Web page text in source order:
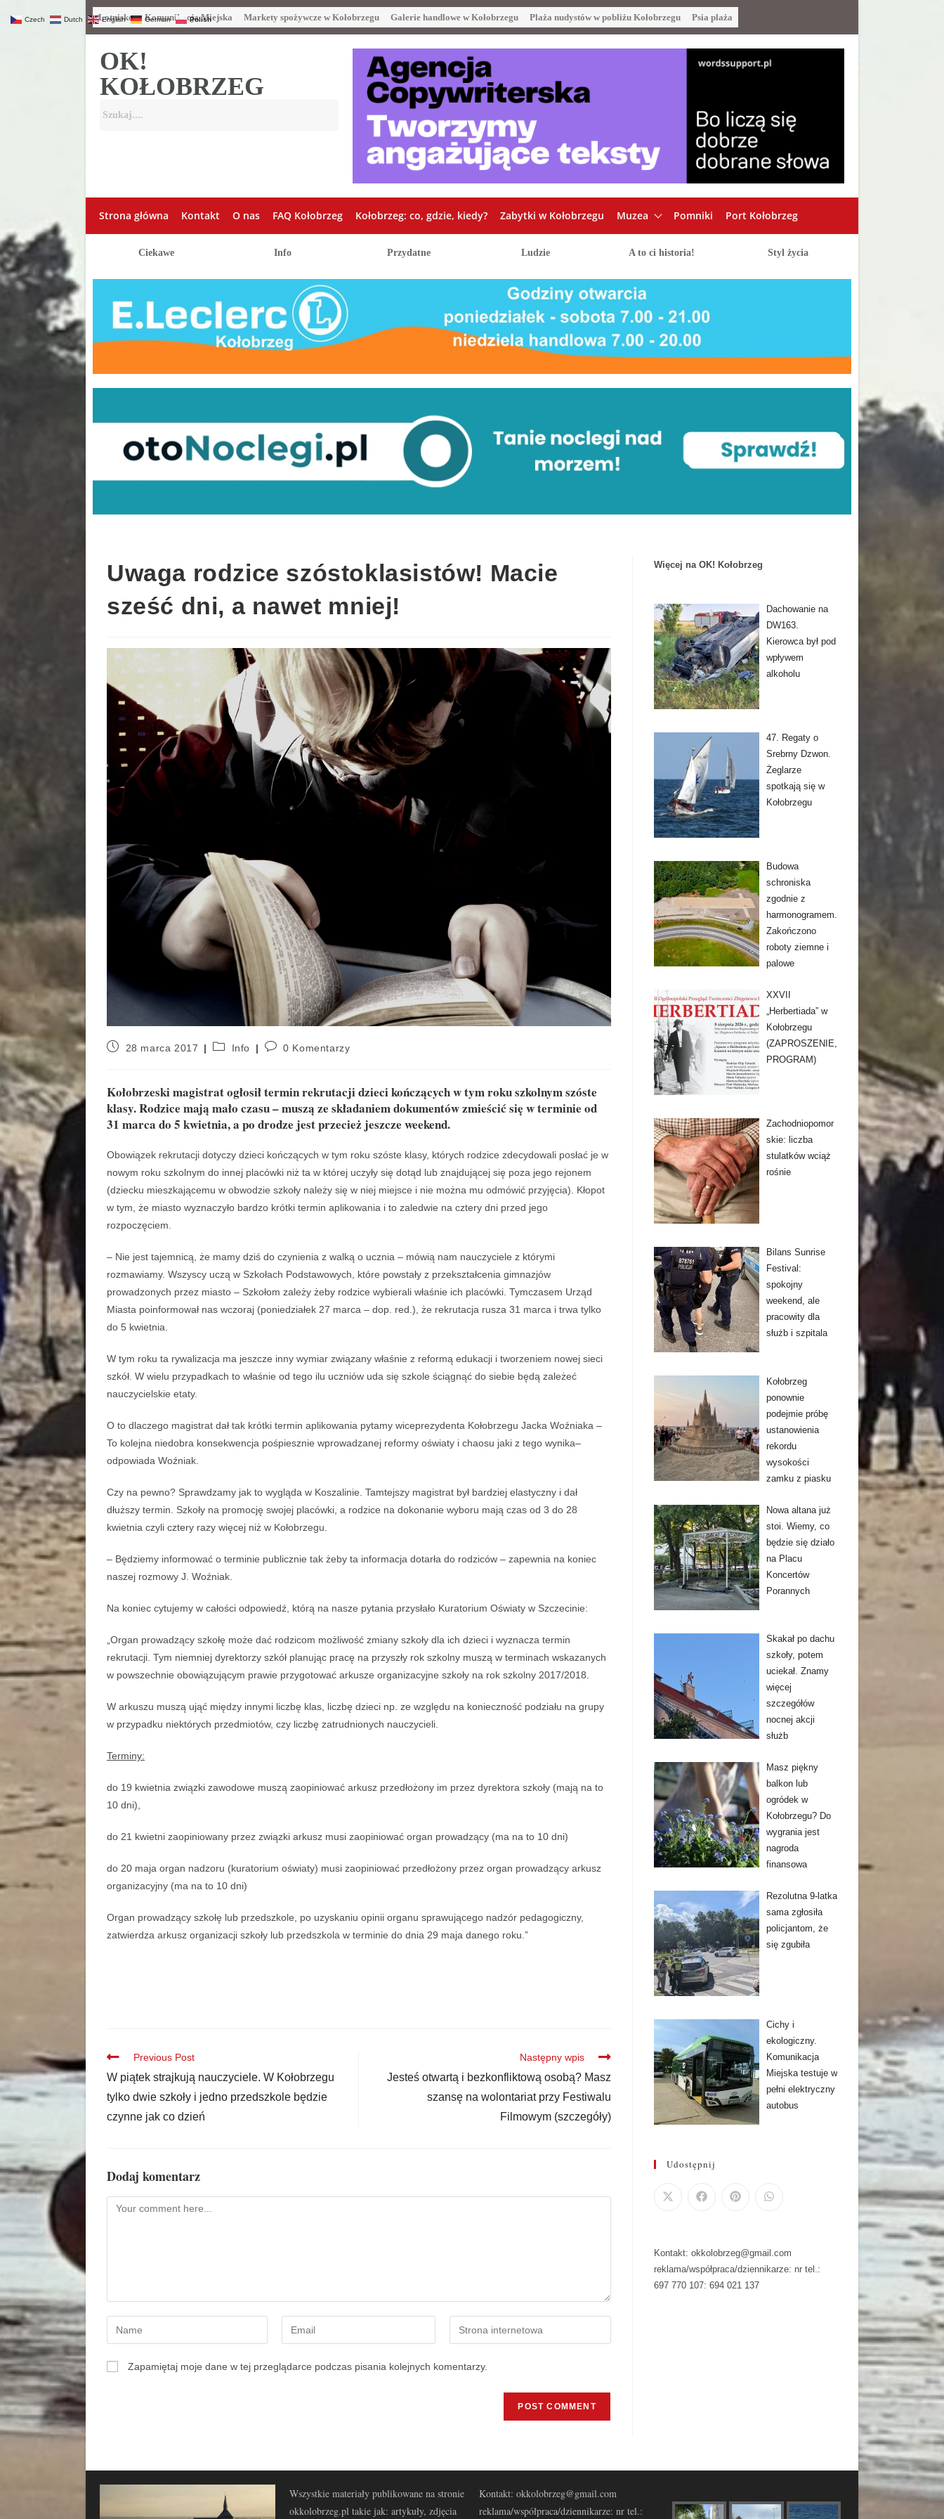
Lotnisko Komunikacja Miejska Markety spożywcze w Kołobrzegu Galerie handlowe w Kołobrzegu Plaża nudystów w pobliżu Kołobrzegu Psia plaża
OK!
KOŁOBRZEG
Strona główna Kontakt O nas FAQ Kołobrzeg Kołobrzeg: co, gdzie, kiedy? Zabytki w Kołobrzegu Muzea Pomniki Port Kołobrzeg
Ciekawe Info Przydatne Ludzie A to ci historia! Styl życia
Uwaga rodzice szóstoklasistów! Macie
sześć dni, a nawet mniej!
28 marca 2017 Info 0 Komentarzy
Kołobrzeski magistrat ogłosił termin rekrutacji dzieci kończących w tym roku szkolnym szóste
klasy. Rodzice mają mało czasu – muszą ze składaniem dokumentów zmieścić się w terminie od
31 marca do 5 kwietnia, a po drodze jest przecież jeszcze weekend.
Obowiązek rekrutacji dotyczy dzieci kończących w tym roku szóste klasy, których rodzice zdecydowali posłać je w
nowym roku szkolnym do innej placówki niż ta w której uczyły się dotąd lub znajdującej się poza jego rejonem
(dziecku mieszkającemu w obwodzie szkoły należy się w niej miejsce i nie można mu odmówić przyjęcia). Kłopot
w tym, że miasto wyznaczyło bardzo krótki termin aplikowania i to zaledwie na cztery dni przed jego
rozpoczęciem.
– Nie jest tajemnicą, że mamy dziś do czynienia z walką o ucznia – mówią nam nauczyciele z którymi
rozmawiamy. Wszyscy uczą w Szkołach Podstawowych, które powstały z przekształcenia gimnazjów
prowadzonych przez miasto – Szkołom zależy żeby rodzice wybierali właśnie ich placówki. Tymczasem Urząd
Miasta poinformował nas wczoraj (poniedziałek 27 marca – dop. red.), że rekrutacja rusza 31 marca i trwa tylko
do 5 kwietnia.
W tym roku ta rywalizacja ma jeszcze inny wymiar związany właśnie z reformą edukacji i tworzeniem nowej sieci
szkół. W wielu przypadkach to właśnie od tego ilu uczniów uda się szkole ściągnąć do siebie będą zależeć
nauczycielskie etaty.
O to dlaczego magistrat dał tak krótki termin aplikowania pytamy wiceprezydenta Kołobrzegu Jacka Woźniaka –
To kolejna niedobra konsekwencja pośpiesznie wprowadzanej reformy oświaty i chaosu jaki z tego wynika–
odpowiada Woźniak.
Czy na pewno? Sprawdzamy jak to wygląda w Koszalinie. Tamtejszy magistrat był bardziej elastyczny i dał
dłuższy termin. Szkoły na promocję swojej placówki, a rodzice na dokonanie wyboru mają czas od 3 do 28
kwietnia czyli cztery razy więcej niż w Kołobrzegu.
– Będziemy informować o terminie publicznie tak żeby ta informacja dotarła do rodziców – zapewnia na koniec
naszej rozmowy J. Woźniak.
Na koniec cytujemy w całości odpowiedź, którą na nasze pytania przysłało Kuratorium Oświaty w Szczecinie:
„Organ prowadzący szkołę może dać rodzicom możliwość zmiany szkoły dla ich dzieci i wyznacza termin
rekrutacji. Tym niemniej dyrektorzy szkół planując pracę na przyszły rok szkolny muszą w terminach wskazanych
w powszechnie obowiązującym prawie przygotować arkusze organizacyjne szkoły na rok szkolny 2017/2018.
W arkuszu muszą ująć między innymi liczbę klas, liczbę dzieci np. ze względu na konieczność podziału na grupy
w przypadku niektórych przedmiotów, czy liczbę zatrudnionych nauczycieli.
Terminy:
do 19 kwietnia związki zawodowe muszą zaopiniować arkusz przedłożony im przez dyrektora szkoły (mają na to
10 dni),
do 21 kwietni zaopiniowany przez związki arkusz musi zaopiniować organ prowadzący (ma na to 10 dni)
do 20 maja organ nadzoru (kuratorium oświaty) musi zaopiniować przedłożony przez organ prowadzący arkusz
organizacyjny (ma na to 10 dni)
Organ prowadzący szkołę lub przedszkole, po uzyskaniu opinii organu sprawującego nadzór pedagogiczny,
zatwierdza arkusz organizacji szkoły lub przedszkola w terminie do dnia 29 maja danego roku.”
Previous Post
W piątek strajkują nauczyciele. W Kołobrzegu
tylko dwie szkoły i jedno przedszkole będzie
czynne jak co dzień
Następny wpis
Jesteś otwartą i bezkonfliktową osobą? Masz
szansę na wolontariat przy Festiwalu
Filmowym (szczegóły)
Dodaj komentarz
Zapamiętaj moje dane w tej przeglądarce podczas pisania kolejnych komentarzy.
Więcej na OK! Kołobrzeg
Dachowanie na
DW163.
Kierowca był pod
wpływem
alkoholu
47. Regaty o
Srebrny Dzwon.
Żeglarze
spotkają się w
Kołobrzegu
Budowa
schroniska
zgodnie z
harmonogramem.
Zakończono
roboty ziemne i
palowe
XXVII
„Herbertiada” w
Kołobrzegu
(ZAPROSZENIE,
PROGRAM)
Zachodniopomor
skie: liczba
stulatków wciąż
rośnie
Bilans Sunrise
Festival:
spokojny
weekend, ale
pracowity dla
służb i szpitala
Kołobrzeg
ponownie
podejmie próbę
ustanowienia
rekordu
wysokości
zamku z piasku
Nowa altana już
stoi. Wiemy, co
będzie się działo
na Placu
Koncertów
Porannych
Skakał po dachu
szkoły, potem
uciekał. Znamy
więcej
szczegółów
nocnej akcji
służb
Masz piękny
balkon lub
ogródek w
Kołobrzegu? Do
wygrania jest
nagroda
finansowa
Rezolutna 9-latka
sama zgłosiła
policjantom, że
się zgubiła
Cichy i
ekologiczny.
Komunikacja
Miejska testuje w
pełni elektryczny
autobus
Udostępnij
Kontakt: okkolobrzeg@gmail.com
reklama/współpraca/dziennikarze: nr tel.:
697 770 107: 694 021 137
Wszystkie materiały publikowane na stronie
okkolobrzeg.pl takie jak: artykuły, zdjęcia
Kontakt: okkolobrzeg@gmail.com
reklama/współpraca/dziennikarze: nr tel.:
Czech Dutch English German Polish